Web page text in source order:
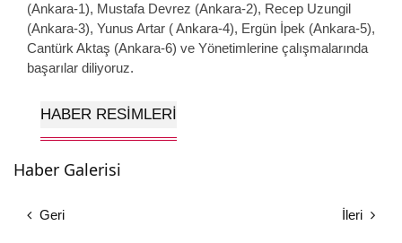
(Ankara-1), Mustafa Devrez (Ankara-2), Recep Uzungil
(Ankara-3), Yunus Artar ( Ankara-4), Ergün İpek (Ankara-5),
Cantürk Aktaş (Ankara-6) ve Yönetimlerine çalışmalarında
başarılar diliyoruz.
HABER RESIMLERI
Haber Galerisi
Geri İleri